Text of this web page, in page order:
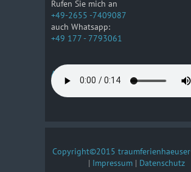
Rufen Sie mich an
+49-2655 -7409087
auch Whatsapp:
+49 177 - 7793061
Anreise
Copyright©2015
| Impressum| Datenschutz